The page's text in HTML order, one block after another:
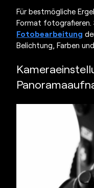
Für bestmögliche
Format fotografieren.
Fotobearbeitung
Belichtung, Farben